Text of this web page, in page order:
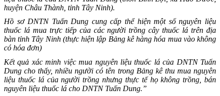
huyện Châu Thành, tỉnh Tây Ninh).
Hồ sơ DNTN Tuấn Dung cung cấp thể hiện một số nguyên liệu
thuốc lá mua trực tiếp của các người trồng cây thuốc lá trên địa
bàn tỉnh Tây Ninh (thực hiện lập Bảng kê hàng hóa mua vào không
có hóa đơn)
Kết quả xác minh việc mua nguyên liệu thuốc lá của DNTN Tuấn
Dung cho thấy, nhiều người có tên trong Bảng kê thu mua nguyên
liệu thuốc lá của người trồng nhưng thực tế họ không trồng, bán
nguyên liệu thuốc lá cho DNTN Tuấn Dung.”